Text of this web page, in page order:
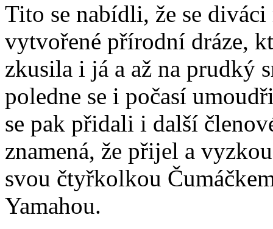
Tito se nabídli, že se
vytvořené přírodní dráze,
zkusila i já a až na prudký
poledne se i počasí
se pak přidali i další
znamená, že přijel a
svou čtyřkolkou
Yamahou.